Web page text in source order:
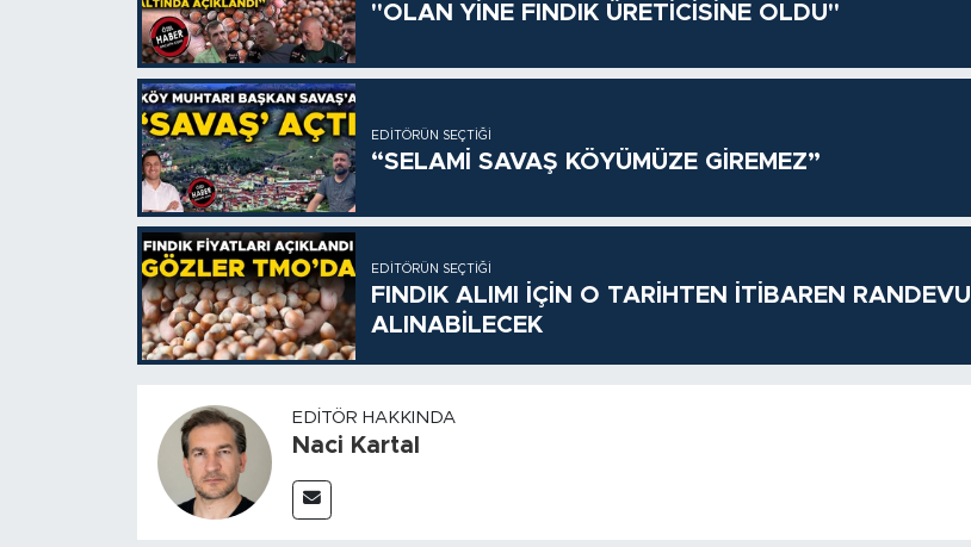
"OLAN YİNE FINDIK ÜRETİCİSİNE OLDU"
EDITÖRÜN SEÇTIĞI
“SELAMİ SAVAŞ KÖYÜMÜZE GİREMEZ”
EDITÖRÜN SEÇTIĞI
FINDIK ALIMI İÇİN O TARİHTEN İTİBAREN RANDEVU
ALINABİLECEK
EDITÖR HAKKINDA
Naci Kartal